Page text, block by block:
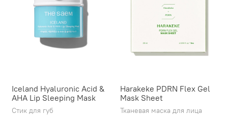
Iceland Hyaluronic Acid &
AHA Lip Sleeping Mask
Стик для губ
Harakeke PDRN Flex Gel
Mask Sheet
Тканевая маска для лица